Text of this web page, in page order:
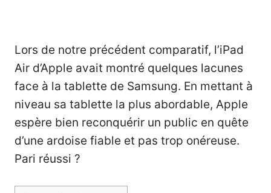
Lors de notre précédent comparatif, l’iPad
Air d’Apple avait montré quelques lacunes
face à la tablette de Samsung. En mettant à
niveau sa tablette la plus abordable, Apple
espère bien reconquérir un public en quête
d’une ardoise fiable et pas trop onéreuse.
Pari réussi ?